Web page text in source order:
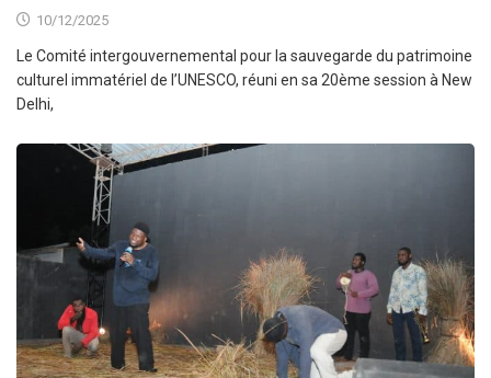
10/12/2025
Le Comité intergouvernemental pour la sauvegarde du patrimoine
culturel immatériel de l’UNESCO, réuni en sa 20ème session à New
Delhi,